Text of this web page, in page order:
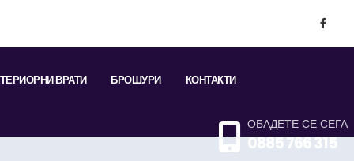
ВРАТИ БРОШУРИ КОНТАКТИ
ОБАДЕТЕ СЕ СЕГА
0885 766 315